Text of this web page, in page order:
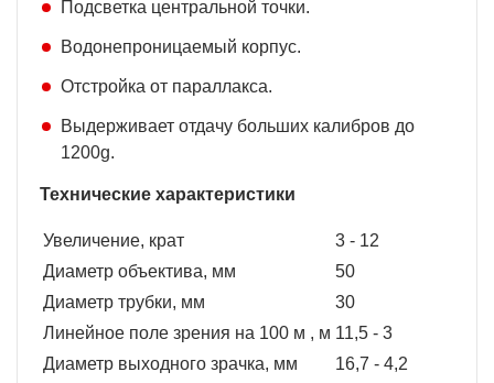
Подсветка центральной точки.
Водонепроницаемый корпус.
Отстройка от параллакса.
Выдерживает отдачу больших калибров до
1200g.
Технические характеристики
Увеличение, крат
3 - 12
Диаметр объектива, мм
50
Диаметр трубки, мм
30
Линейное поле зрения на 100 м , м 11,5 - 3
Диаметр выходного зрачка, мм
16,7 - 4,2